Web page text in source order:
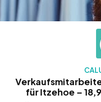
für Itzehoe –